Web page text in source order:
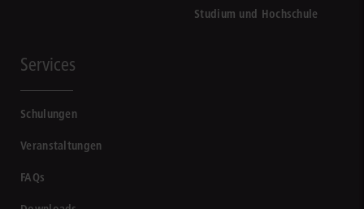
Studium und Hochschule
Services
Schulungen
Veranstaltungen
FAQs